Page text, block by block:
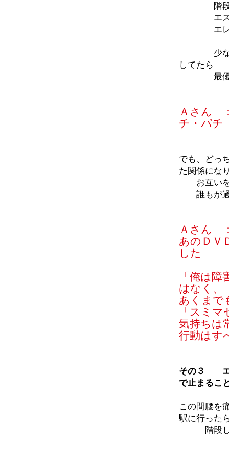
階段を
エスカレ
エレベー
少なくと
してたら
最優先
Ａさん
チ・パチ
でも、どっ
た関係にな
お互いを
誰もが過
Ａさん
あのＤＶ
した
「俺は
はなく、
あくまで
「スミ
気持ちは
行動はす
その３ エ
で止まるこ
この間腰を
駅に行った
階段しん